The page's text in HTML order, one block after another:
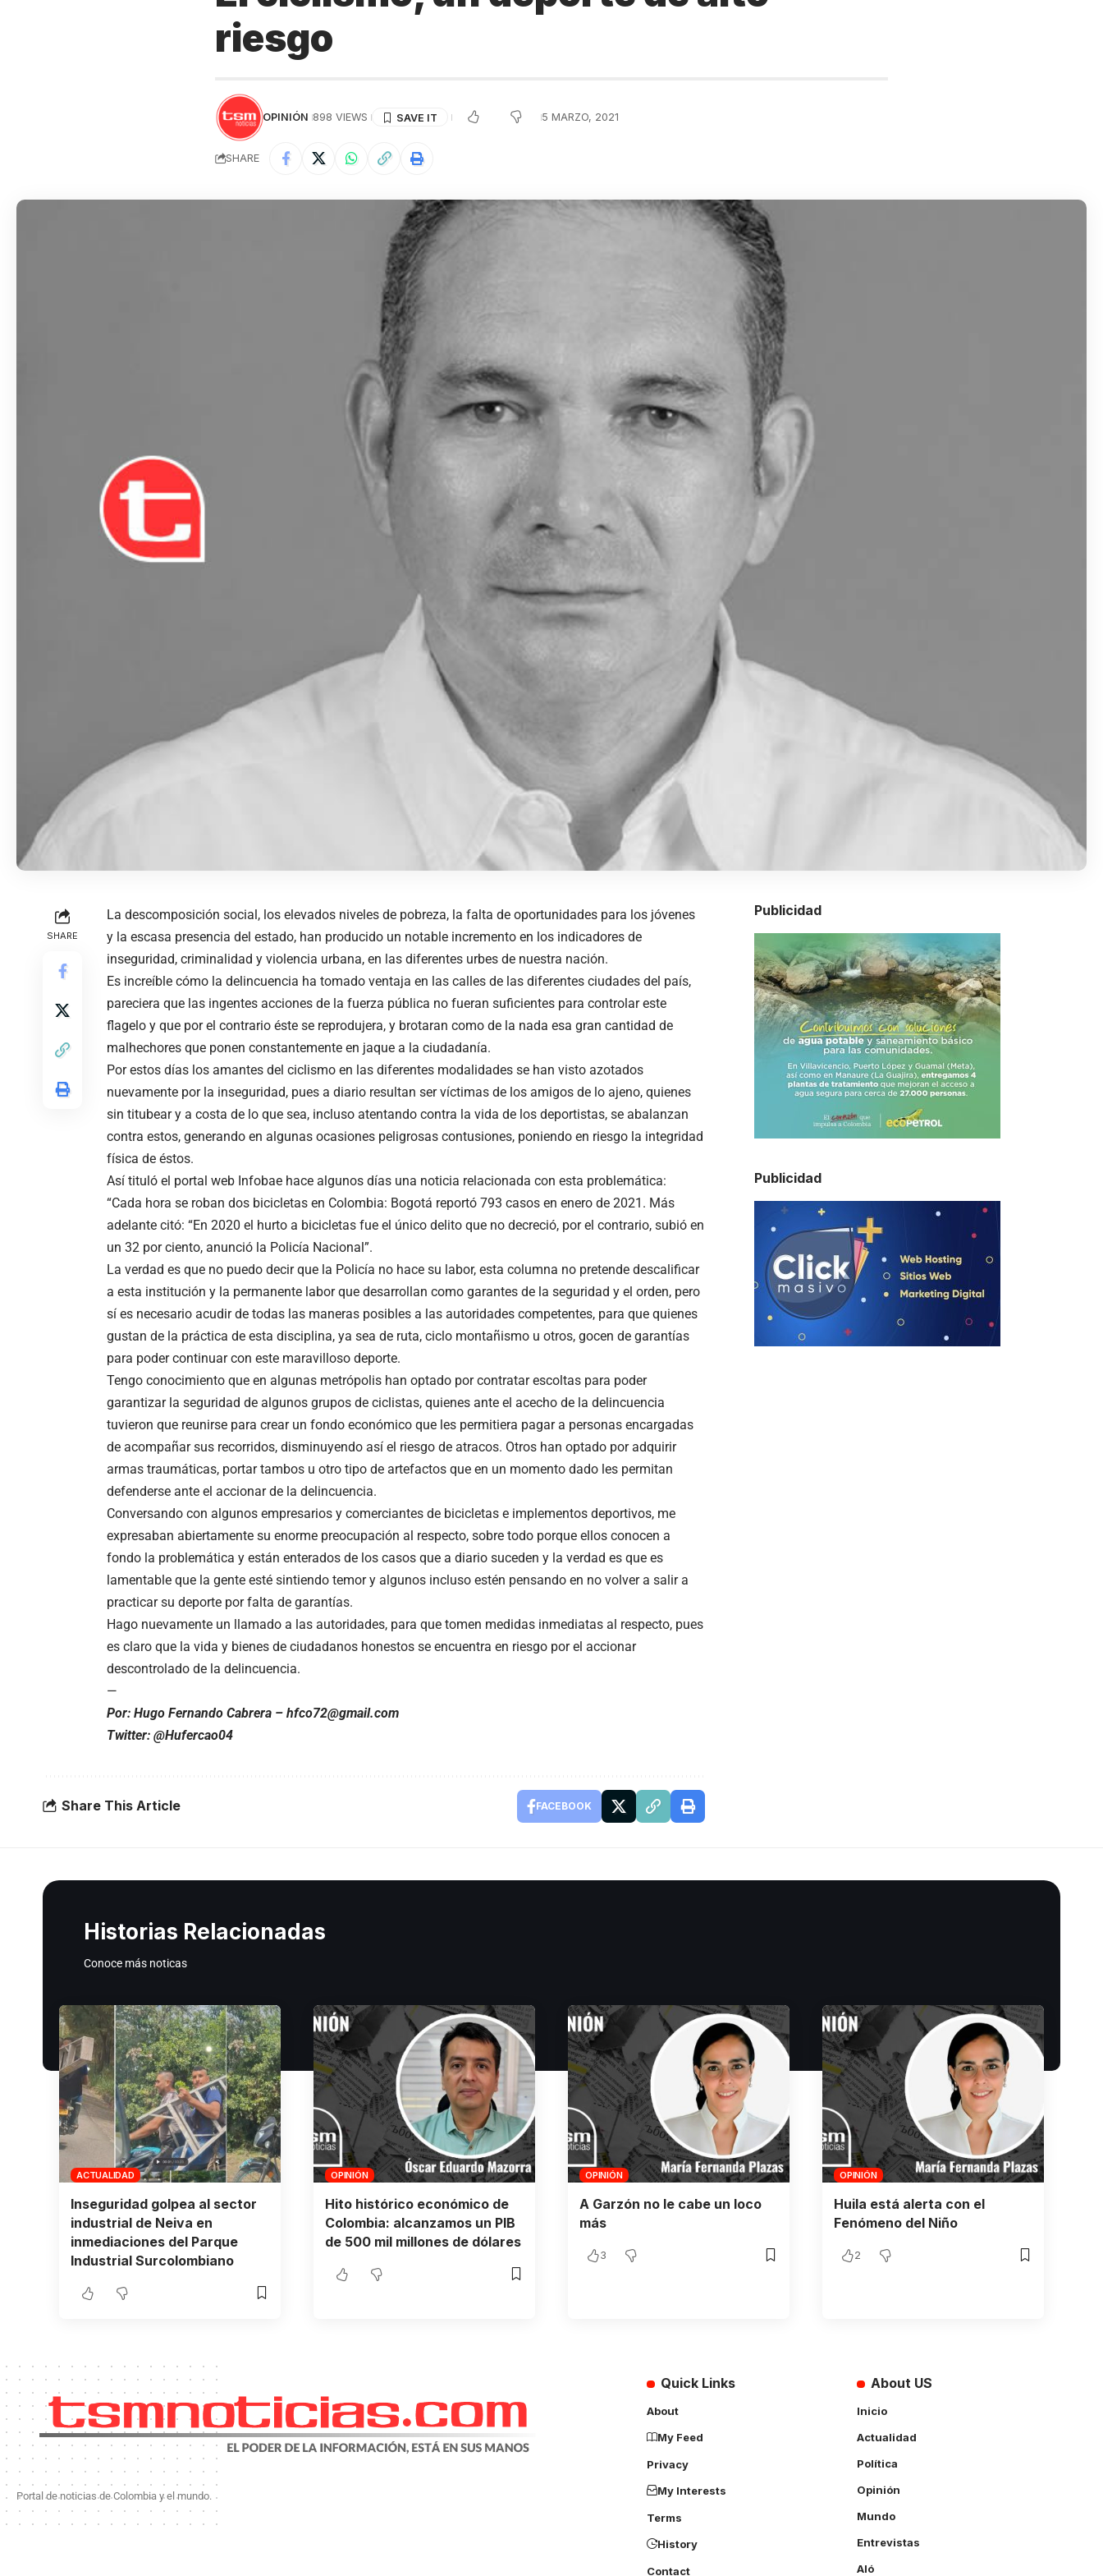
riesgo
OPINIÓN 898 VIEWS 5 MARZO, 2021
SHARE
SHARE
La descomposición social, los elevados niveles de pobreza, la falta de oportunidades para los jóvenes
y la escasa presencia del estado, han producido un notable incremento en los indicadores de
inseguridad, criminalidad y violencia urbana, en las diferentes urbes de nuestra nación.
Es increíble cómo la delincuencia ha tomado ventaja en las calles de las diferentes ciudades del país,
pareciera que las ingentes acciones de la fuerza pública no fueran suficientes para controlar este
flagelo y que por el contrario éste se reprodujera, y brotaran como de la nada esa gran cantidad de
malhechores que ponen constantemente en jaque a la ciudadanía.
Por estos días los amantes del ciclismo en las diferentes modalidades se han visto azotados
nuevamente por la inseguridad, pues a diario resultan ser víctimas de los amigos de lo ajeno, quienes
sin titubear y a costa de lo que sea, incluso atentando contra la vida de los deportistas, se abalanzan
contra estos, generando en algunas ocasiones peligrosas contusiones, poniendo en riesgo la integridad
física de éstos.
Así tituló el portal web Infobae hace algunos días una noticia relacionada con esta problemática:
“Cada hora se roban dos bicicletas en Colombia: Bogotá reportó 793 casos en enero de 2021. Más
adelante citó: “En 2020 el hurto a bicicletas fue el único delito que no decreció, por el contrario, subió en
un 32 por ciento, anunció la Policía Nacional”.
La verdad es que no puedo decir que la Policía no hace su labor, esta columna no pretende descalificar
a esta institución y la permanente labor que desarrollan como garantes de la seguridad y el orden, pero
sí es necesario acudir de todas las maneras posibles a las autoridades competentes, para que quienes
gustan de la práctica de esta disciplina, ya sea de ruta, ciclo montañismo u otros, gocen de garantías
para poder continuar con este maravilloso deporte.
Tengo conocimiento que en algunas metrópolis han optado por contratar escoltas para poder
garantizar la seguridad de algunos grupos de ciclistas, quienes ante el acecho de la delincuencia
tuvieron que reunirse para crear un fondo económico que les permitiera pagar a personas encargadas
de acompañar sus recorridos, disminuyendo así el riesgo de atracos. Otros han optado por adquirir
armas traumáticas, portar tambos u otro tipo de artefactos que en un momento dado les permitan
defenderse ante el accionar de la delincuencia.
Conversando con algunos empresarios y comerciantes de bicicletas e implementos deportivos, me
expresaban abiertamente su enorme preocupación al respecto, sobre todo porque ellos conocen a
fondo la problemática y están enterados de los casos que a diario suceden y la verdad es que es
lamentable que la gente esté sintiendo temor y algunos incluso estén pensando en no volver a salir a
practicar su deporte por falta de garantías.
Hago nuevamente un llamado a las autoridades, para que tomen medidas inmediatas al respecto, pues
es claro que la vida y bienes de ciudadanos honestos se encuentra en riesgo por el accionar
descontrolado de la delincuencia.
—
Por: Hugo Fernando Cabrera – hfco72@gmail.com
Twitter: @Hufercao04
Share This Article FACEBOOK
Publicidad
Publicidad
Historias Relacionadas
Conoce más noticas
ACTUALIDAD
Inseguridad golpea al sector
industrial de Neiva en
inmediaciones del Parque
Industrial Surcolombiano
OPINIÓN
Hito histórico económico de
Colombia: alcanzamos un PIB
de 500 mil millones de dólares
OPINIÓN
A Garzón no le cabe un loco
más
3
OPINIÓN
Huila está alerta con el
Fenómeno del Niño
2
Portal de noticias de Colombia y el mundo.
Quick Links
About
My Feed
Privacy
My Interests
Terms
History
Contact
About US
Inicio
Actualidad
Política
Opinión
Mundo
Entrevistas
Aló